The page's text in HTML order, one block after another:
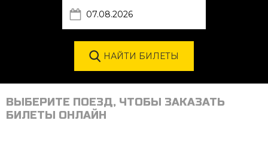
ВЫБЕРИТЕ ПОЕЗД, ЧТОБЫ ЗАКАЗАТЬ
БИЛЕТЫ ОНЛАЙН